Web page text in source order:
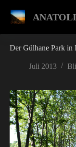
Inhalt
springen
Der Gülhane Park in
Juli 2013